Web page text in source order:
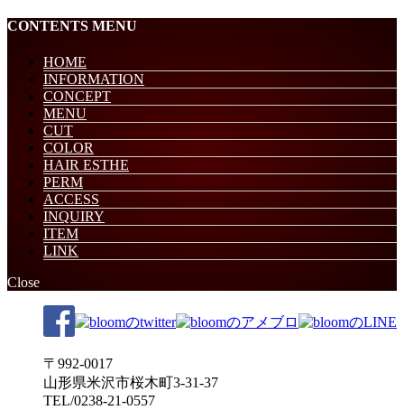
CONTENTS MENU
HOME
INFORMATION
CONCEPT
MENU
CUT
COLOR
HAIR ESTHE
PERM
ACCESS
INQUIRY
ITEM
LINK
Close
〒992-0017
山形県米沢市桜木町3-31-37
TEL/0238-21-0557